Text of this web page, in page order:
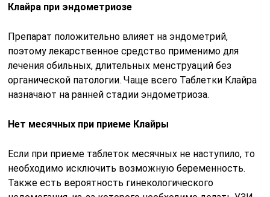
Клайра при эндометриозе
Препарат положительно влияет на эндометрий,
поэтому лекарственное средство применимо для
лечения обильных, длительных менструаций без
органической патологии. Чаще всего Таблетки Клайра
назначают на ранней стадии эндометриоза.
Нет месячных при приеме Клайры
Если при приеме таблеток месячных не наступило, то
необходимо исключить возможную беременность.
Также есть вероятность гинекологического